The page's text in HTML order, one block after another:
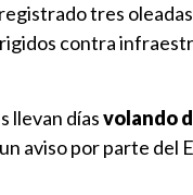
tres
contra
llevan díasvolando
aviso por parte del